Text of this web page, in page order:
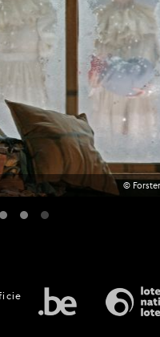
© Forster